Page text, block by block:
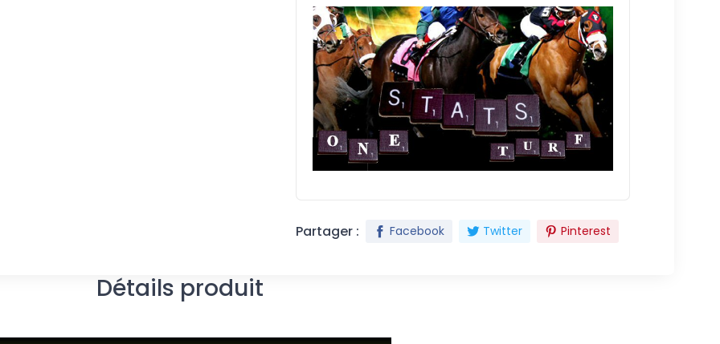
Partager : Facebook Twitter Pinterest
Détails produit